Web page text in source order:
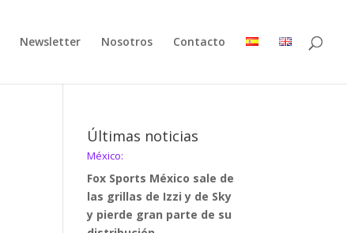
Newsletter Nosotros Contacto
Últimas noticias
México:
Fox Sports México sale de
las grillas de Izzi y de Sky
y pierde gran parte de su